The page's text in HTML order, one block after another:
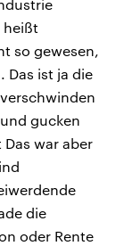
heißt
so gewesen,
Das ist ja die
gucken
war aber
die
oder Rente